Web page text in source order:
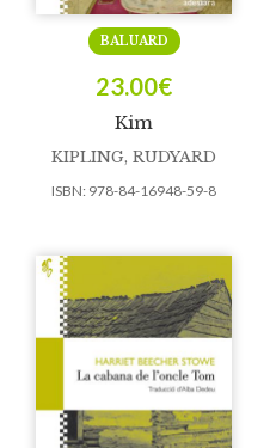
Kim
BALUARD
23.00€
KIPLING, RUDYARD
ISBN: 978-84-16948-59-8